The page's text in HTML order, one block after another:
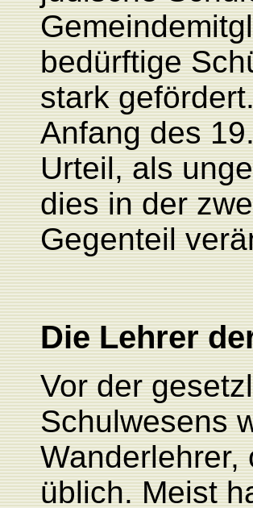
bedürftige
stark
Anfang des
Urteil, als
dies in der
Gegenteil
Die Lehrer
Vor der
Schulwesens
Wanderlehrer,
üblich. Meist